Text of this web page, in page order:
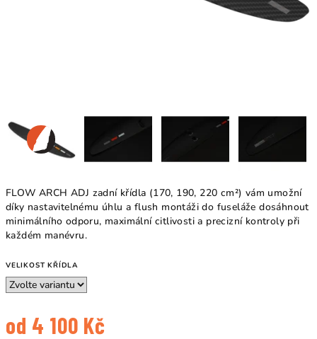
FLOW ARCH ADJ zadní křídla (170, 190, 220 cm²) vám umožní
díky nastavitelnému úhlu a flush montáži do fuseláže dosáhnout
minimálního odporu, maximální citlivosti a precizní kontroly při
každém manévru.
VELIKOST KŘÍDLA
od 4 100 Kč